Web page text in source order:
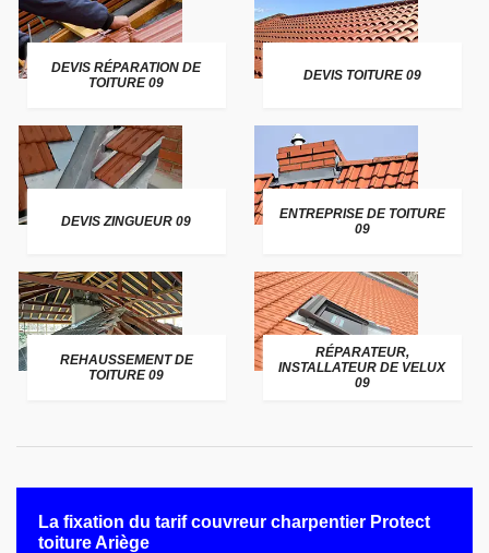
DEVIS RÉPARATION DE
TOITURE 09
DEVIS TOITURE 09
DEVIS ZINGUEUR 09
ENTREPRISE DE TOITURE
09
REHAUSSEMENT DE
TOITURE 09
RÉPARATEUR,
INSTALLATEUR DE VELUX
09
La fixation du tarif couvreur charpentier Protect
toiture Ariège